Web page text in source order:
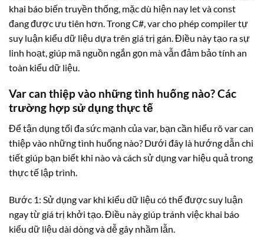
khai báo biến truyền thống, mặc dù hiện nay let và const
đang được ưu tiên hơn. Trong C#, var cho phép compiler tự
suy luận kiểu dữ liệu dựa trên giá trị gán. Điều này tạo ra sự
linh hoạt, giúp mã nguồn ngắn gọn mà vẫn đảm bảo tính an
toàn kiểu dữ liệu.
Var can thiệp vào những tình huống nào? Các
trường hợp sử dụng thực tế
Để tận dụng tối đa sức mạnh của var, bạn cần hiểu rõ var can
thiệp vào những tình huống nào? Dưới đây là hướng dẫn chi
tiết giúp bạn biết khi nào và cách sử dụng var hiệu quả trong
thực tế lập trình.
Bước 1: Sử dụng var khi kiểu dữ liệu có thể được suy luận
ngay từ giá trị khởi tạo. Điều này giúp tránh việc khai báo
kiểu dữ liệu dài dòng và dễ gây nhầm lẫn.